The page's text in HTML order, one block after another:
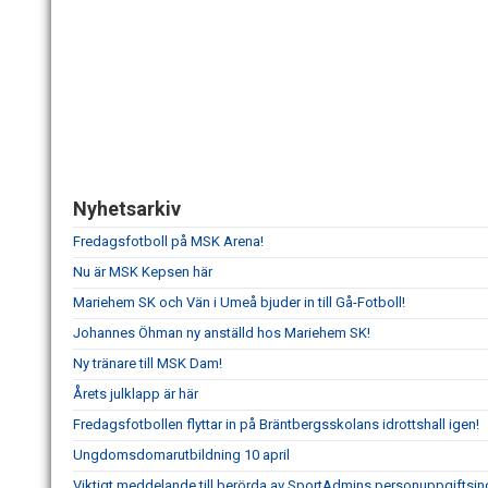
Nyhetsarkiv
Fredagsfotboll på MSK Arena!
Nu är MSK Kepsen här
Mariehem SK och Vän i Umeå bjuder in till Gå-Fotboll!
Johannes Öhman ny anställd hos Mariehem SK!
Ny tränare till MSK Dam!
Årets julklapp är här
Fredagsfotbollen flyttar in på Bräntbergsskolans idrottshall igen!
Ungdomsdomarutbildning 10 april